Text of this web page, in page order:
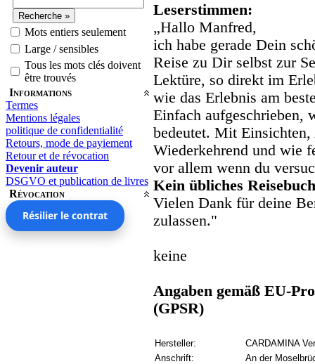
Mots entiers seulement
Large / sensibles
Tous les mots clés doivent
être trouvés
Informations
Termes
Mentions légales
politique de confidentialité
Retours, mode de payiement
Retour et de révocation
Devenir auteur
DSGVO et publication de livres
Révocation
Résilier le contrat
Leserstimmen:
„Hallo Manfred,
ich habe gerade Dein
Reise zu Dir selbst zur
Lektüre, so direkt im
wie das Erlebnis am
Einfach aufgeschrieben,
bedeutet. Mit
Wiederkehrend und wie
vor allem wenn du
Kein übliches
Vielen Dank für deine
zulassen."
keine
Angaben gemäß EU-
(GPSR)
Hersteller:
CARDAMINA
Anschrift:
An der